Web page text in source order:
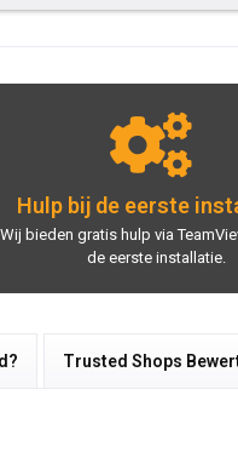
Hulp bij de eerste
Wij bieden gratis hulp via
de eerste installatie.
Trusted Shops